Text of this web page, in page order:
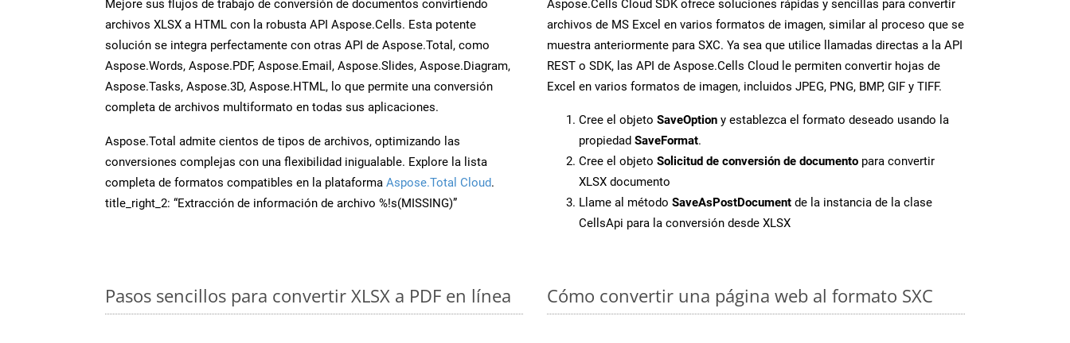
Mejore sus flujos de trabajo de conversión de documentos convirtiendo
archivos XLSX a HTML con la robusta API Aspose.Cells. Esta potente
solución se integra perfectamente con otras API de Aspose.Total, como
Aspose.Words, Aspose.PDF, Aspose.Email, Aspose.Slides, Aspose.Diagram,
Aspose.Tasks, Aspose.3D, Aspose.HTML, lo que permite una conversión
completa de archivos multiformato en todas sus aplicaciones.
Aspose.Total admite cientos de tipos de archivos, optimizando las
conversiones complejas con una flexibilidad inigualable. Explore la lista
completa de formatos compatibles en la plataforma Aspose.Total Cloud.
title_right_2: “Extracción de información de archivo %!s(MISSING)”
Aspose.Cells Cloud SDK ofrece soluciones rápidas y sencillas para convertir
archivos de MS Excel en varios formatos de imagen, similar al proceso que se
muestra anteriormente para SXC. Ya sea que utilice llamadas directas a la API
REST o SDK, las API de Aspose.Cells Cloud le permiten convertir hojas de
Excel en varios formatos de imagen, incluidos JPEG, PNG, BMP, GIF y TIFF.
Cree el objeto SaveOption y establezca el formato deseado usando la
propiedad SaveFormat.
Cree el objeto Solicitud de conversión de documento para convertir
XLSX documento
Llame al método SaveAsPostDocument de la instancia de la clase
CellsApi para la conversión desde XLSX
Pasos sencillos para convertir XLSX a PDF en línea Cómo convertir una página web al formato SXC